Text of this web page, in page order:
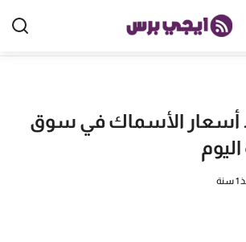
مايو 2025.. أسعار الأسماك في سوق